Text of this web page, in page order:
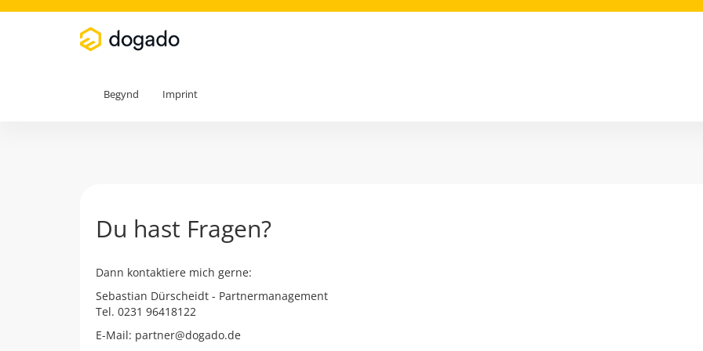
Begynd Imprint
Du hast Fragen?
Dann kontaktiere mich gerne:
Sebastian Dürscheidt - Partnermanagement
Tel. 0231 96418122
E-Mail: partner@dogado.de